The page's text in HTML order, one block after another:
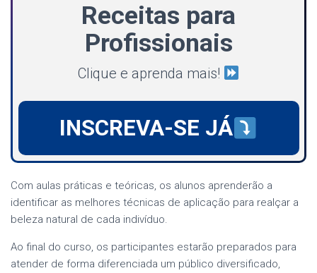
Receitas para
Profissionais
Clique e aprenda mais!
INSCREVA-SE JÁ
Com aulas práticas e teóricas, os alunos aprenderão a
identificar as melhores técnicas de aplicação para realçar a
beleza natural de cada indivíduo.
Ao final do curso, os participantes estarão preparados para
atender de forma diferenciada um público diversificado,